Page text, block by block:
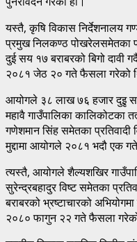
यस्तै, कृषि विकास निर्देशनालय
प्रमुख निलकण्ठ पोखरेलसमेतका
दुई सय १७ बराबरको बिगो दावी
२०८१ जेठ २० गते फैसला गरेको
आयोगले ३८ लाख ७६ हजार दुइृ सय
महावै गाउँपालिका कालिकोटका
गणेशमान सिंह समेतका प्रतिवादी
मुद्दामा आयोगले २०८१ भदौ एक
त्यस्तै, आयोगले शैल्यशखिर
सुरेन्द्रबहादुर विष्ट समेतका
बराबरको भ्रष्टाचारको
२०८० फागुन २२ गते फैसला